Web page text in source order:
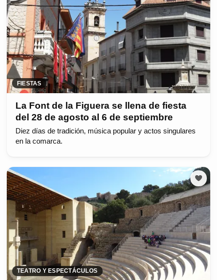
FIESTAS
La Font de la Figuera se llena de fiesta
del 28 de agosto al 6 de septiembre
Diez días de tradición, música popular y actos singulares
en la comarca.
TEATRO Y ESPECTÁCULOS